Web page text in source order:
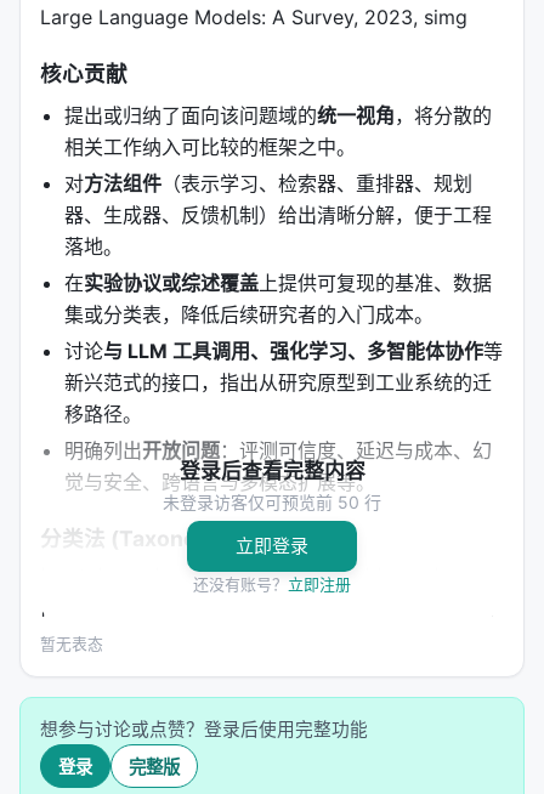
Large Language Models: A Survey, 2023, simg
核心贡献
提出或归纳了面向该问题域的统一视角，将分散的
相关工作纳入可比较的框架之中。
对方法组件 （表示学习、检索器、重排器、规划
器、生成器、反馈机制）给出清晰分解，便于工程
落地。
在实验协议或综述覆盖上提供可复现的基准、数据
集或分类表，降低后续研究者的入门成本。
讨论与 LLM 工具调用、强化学习、多智能体协作等
新兴范式的接口，指出从研究原型到工业系统的迁
移路径。
明确列出开放问题：评测可信度、延迟与成本、幻
觉与安全、跨语言与多模态扩展等。
分类法 (Taxonomy)
| 维度 | 子类 | 代表思路 | 优点 | 局限 | |------|------
|----------|------|------| | 建模范式 | 判别式检索 / 生
成式检索 | 双塔、交叉编码器、DSI、GPT 索引 | 成
熟、可扩展 | 语义漂移、更新成本 | | LLM 集成 | RAG
/ Agent / Tool-use | 检索增强、搜索代理、API 调用
| 灵活、可解释 | 延迟、错误传播 | | 优化目标 | 相关
性 / 多样性 / 时效 | 多目标 LTR、RLHF、在线学习 |
登录后查看完整内容
未登录访客仅可预览前 50 行
立即登录
还没有账号？ 立即注册
暂无表态
想参与讨论或点赞？登录后使用完整功能
登录 完整版